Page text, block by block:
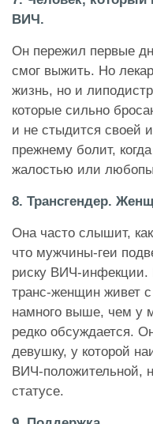
ВИЧ.
Он пережил первые
смог выжить. Но
жизнь, но и
которые сильно
и не стыдится своей
прежнему болит,
жалостью или
8. Трансгендер.
Она часто слышит,
что мужчины-геи
риску ВИЧ-инфекции.
транс-женщин живет
намного выше, чем у
редко обсуждается.
девушку, у которой
ВИЧ-положительной,
статусе.